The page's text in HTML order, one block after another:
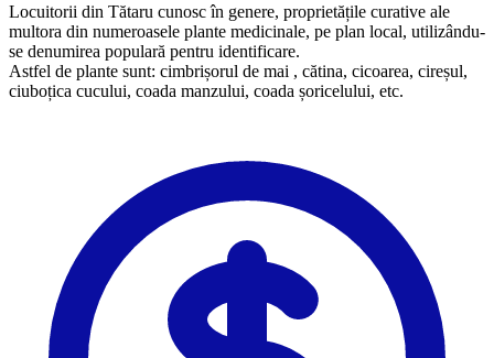
Locuitorii din Tătaru cunosc în genere, proprietățile curative ale
multora din numeroasele plante medicinale, pe plan local, utilizându-
se denumirea populară pentru identificare.
​Astfel de plante sunt: cimbrișorul de mai , cătina, cicoarea, cireșul,
ciuboțica cucului, coada manzului, coada șoricelului, etc.